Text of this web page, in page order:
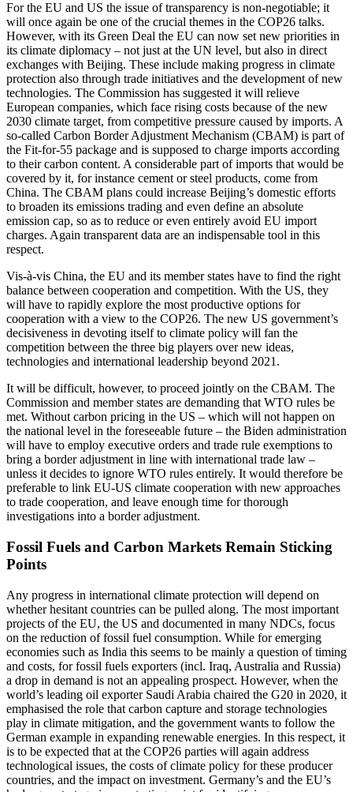
For the EU and US the issue of transpar­ency is non-negotiable; it
will once again be one of the crucial themes in the COP26 talks.
However, with its Green Deal the EU can now set new priorities in
its climate diplomacy – not just at the UN level, but also in direct
exchanges with Beijing. These include making progress in climate
protec­tion also through trade initiatives and the development of new
technologies. The Com­mission has suggested it will relieve
European companies, which face rising costs because of the new
2030 climate tar­get, from competitive pressure caused by imports. A
so-called Carbon Border Adjust­ment Mechanism (CBAM) is part of
the Fit-for-55 package and is sup­posed to charge imports according
to their carbon content. A considerable part of imports that would be
covered by it, for instance cement or steel products, come from
China. The CBAM plans could increase Beijing’s domestic efforts
to broaden its emissions trading and even define an abso­lute
emission cap, so as to reduce or even entirely avoid EU import
charges. Again transparent data are an in­dispensable tool in this
respect.
Vis-à-vis China, the EU and its member states have to find the right
balance be­tween cooperation and competition. With the US, they
will have to rapidly explore the most productive options for
cooperation with a view to the COP26. The new US gov­ern­ment’s
decisiveness in devoting itself to climate policy will fan the
competition between the three big players over new ideas,
technologies and international leader­ship beyond 2021.
It will be difficult, however, to proceed jointly on the CBAM. The
Commission and member states are demanding that WTO rules be
met. Without carbon pricing in the US – which will not happen on
the national level in the foreseeable future – the Biden administration
will have to em­ploy executive orders and trade rule exemp­tions to
bring a border adjustment in line with international trade law –
unless it decides to ignore WTO rules entirely. It would therefore be
preferable to link EU-US climate cooperation with new approaches
to trade cooperation, and leave enough time for thorough
investigations into a border adjustment.
Fossil Fuels and Carbon Markets Remain Sticking
Points
Any progress in international climate pro­tection will depend on
whether hesitant countries can be pulled along. The most important
projects of the EU, the US and documented in many NDCs, focus
on the reduction of fossil fuel consumption. While for emerging
economies such as India this seems to be mainly a question of timing
and costs, for fossil fuels exporters (incl. Iraq, Australia and Russia)
a drop in de­mand is not an appealing prospect. How­ever, when the
world’s leading oil exporter Saudi Arabia chaired the G20 in 2020, it
emphasised the role that carbon capture and storage technologies
play in climate mitigation, and the government wants to follow the
German example in expanding renewable energies. In this respect, it
is to be expected that at the COP26 parties will again address
technological issues, the costs of climate policy for these producer
coun­tries, and the impact on investment. Ger­many’s and the EU’s